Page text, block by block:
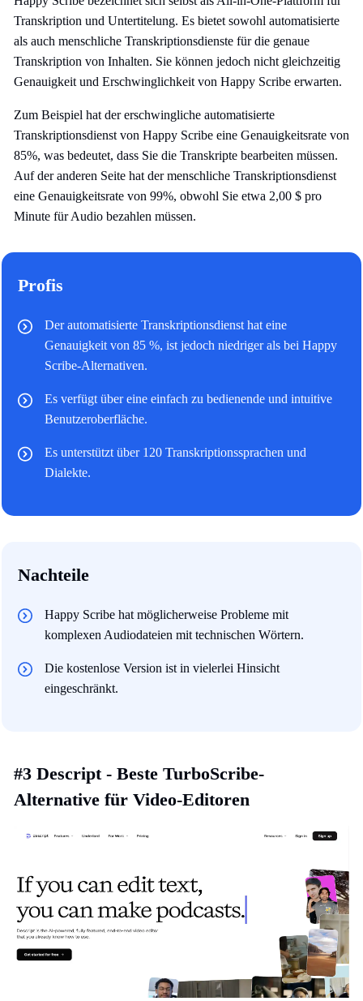
Transkription und Untertitelung. Es bietet sowohl automatisierte
als auch menschliche Transkriptionsdienste für die genaue
Transkription von Inhalten. Sie können jedoch nicht gleichzeitig
Genauigkeit und Erschwinglichkeit von Happy Scribe erwarten.
Zum Beispiel hat der erschwingliche automatisierte
Transkriptionsdienst von Happy Scribe eine Genauigkeitsrate von
85%, was bedeutet, dass Sie die Transkripte bearbeiten müssen.
Auf der anderen Seite hat der menschliche Transkriptionsdienst
eine Genauigkeitsrate von 99%, obwohl Sie etwa 2,00 $ pro
Minute für Audio bezahlen müssen.
Profis
Der automatisierte Transkriptionsdienst hat eine
Genauigkeit von 85 %, ist jedoch niedriger als bei Happy
Scribe-Alternativen.
Es verfügt über eine einfach zu bedienende und intuitive
Benutzeroberfläche.
Es unterstützt über 120 Transkriptionssprachen und
Dialekte.
Nachteile
Happy Scribe hat möglicherweise Probleme mit
komplexen Audiodateien mit technischen Wörtern.
Die kostenlose Version ist in vielerlei Hinsicht
eingeschränkt.
#3 Descript - Beste TurboScribe-
Alternative für Video-Editoren